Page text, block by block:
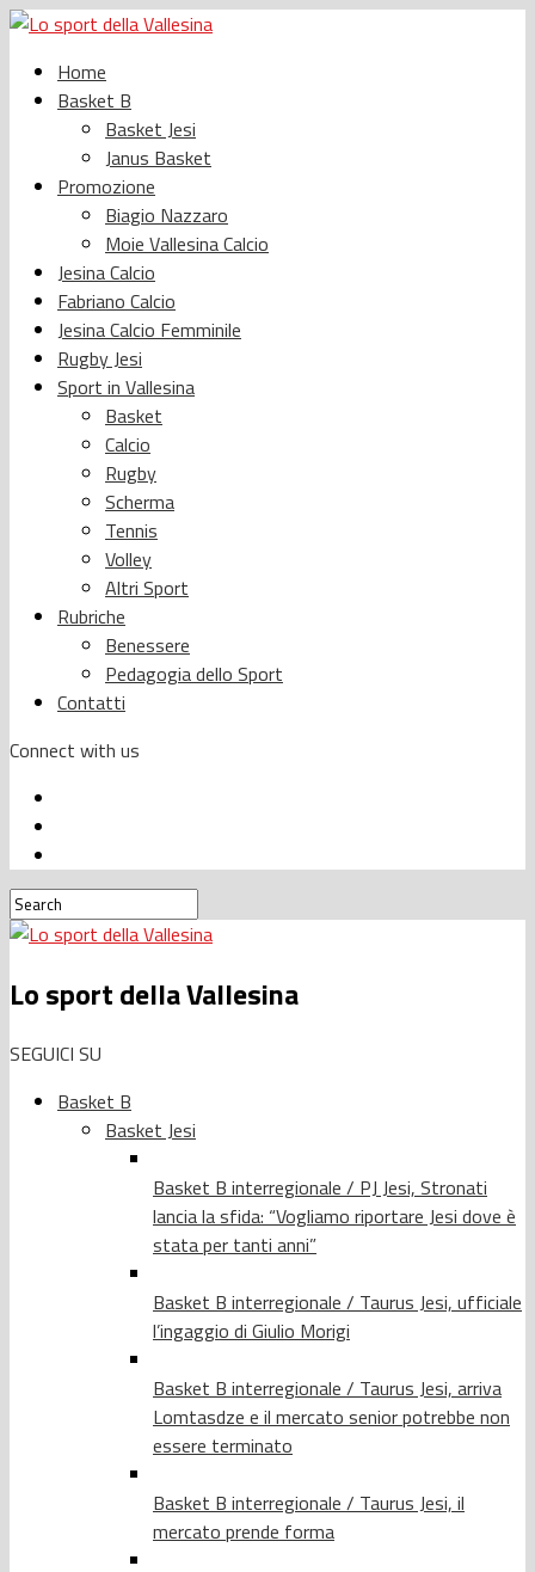
Home
Basket B
Basket Jesi
Janus Basket
Promozione
Biagio Nazzaro
Moie Vallesina Calcio
Jesina Calcio
Fabriano Calcio
Jesina Calcio Femminile
Rugby Jesi
Sport in Vallesina
Basket
Calcio
Rugby
Scherma
Tennis
Volley
Altri Sport
Rubriche
Benessere
Pedagogia dello Sport
Contatti
Connect with us
Lo sport della Vallesina
SEGUICI SU
Basket B
Basket Jesi
Basket B interregionale / PJ Jesi, Stronati
lancia la sfida: “Vogliamo riportare Jesi dove è
stata per tanti anni”
Basket B interregionale / Taurus Jesi, ufficiale
l’ingaggio di Giulio Morigi
Basket B interregionale / Taurus Jesi, arriva
Lomtasdze e il mercato senior potrebbe non
essere terminato
Basket B interregionale / Taurus Jesi, il
mercato prende forma